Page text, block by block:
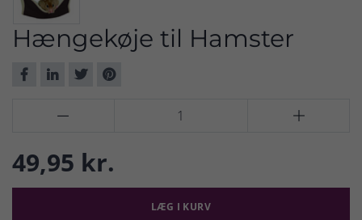
Hængekøje til Hamster
 
49,95 kr.
LÆG I KURV